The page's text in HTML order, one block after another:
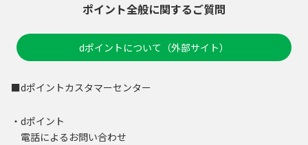
ポイント全般に関するご質問
dポイントについて（外部サイト）
■dポイントカスタマーセンター
・dポイント
電話によるお問い合わせ